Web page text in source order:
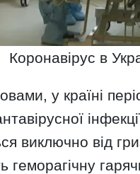
Коронавірус в
у країні
виключно від
геморагічну